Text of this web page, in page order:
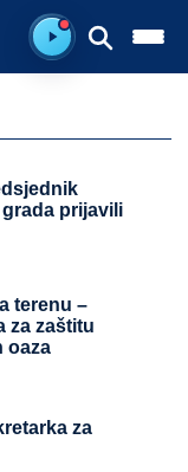
Spreman za
prijavili
terenu –
za zaštitu
oaza
za